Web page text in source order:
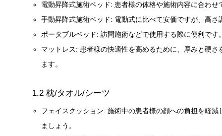
電動昇降式施術ベッド: 患者様の体格や施術内容に合わ
手動昇降式施術ベッド: 電動式に比べて安価ですが、高さ
ポータブルベッド: 訪問施術などで使用する際に便利です
マットレス: 患者様の快適性を高めるために、厚みと硬
ます。
1.2 枕/タオル/シーツ
フェイスクッション: 施術中の患者様の顔への負担を軽
ましょう。